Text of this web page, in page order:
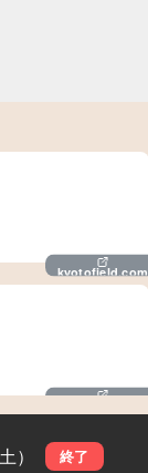
kyotofield.com
） 終了